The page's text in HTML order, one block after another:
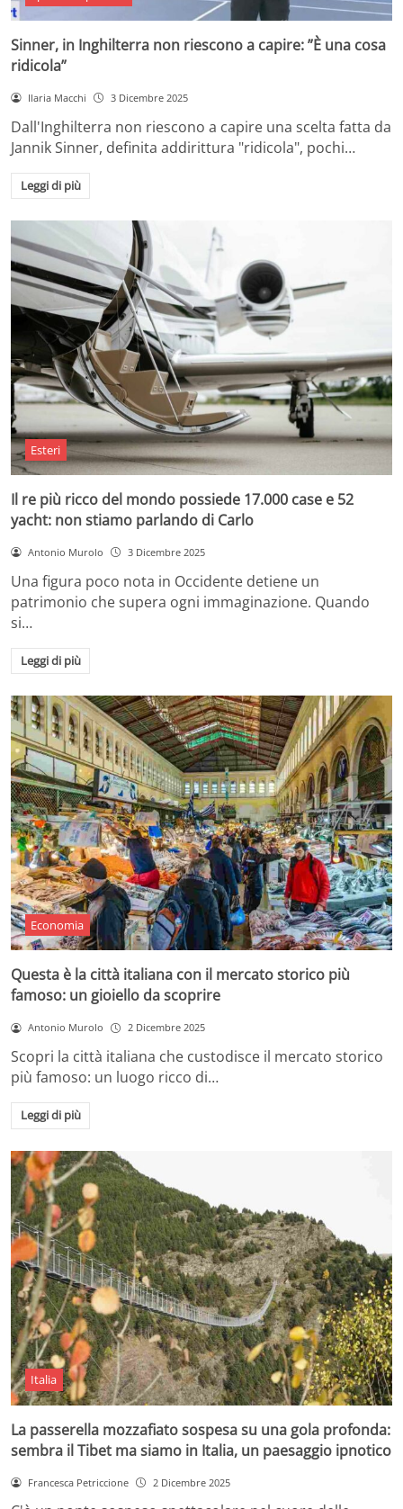
Sinner, in Inghilterra non riescono a capire: ”È una cosa
ridicola”
Ilaria Macchi 3 Dicembre 2025
Dall'Inghilterra non riescono a capire una scelta fatta da
Jannik Sinner, definita addirittura "ridicola", pochi…
Leggi di più
Esteri
Il re più ricco del mondo possiede 17.000 case e 52
yacht: non stiamo parlando di Carlo
Antonio Murolo 3 Dicembre 2025
Una figura poco nota in Occidente detiene un
patrimonio che supera ogni immaginazione. Quando
si…
Leggi di più
Economia
Questa è la città italiana con il mercato storico più
famoso: un gioiello da scoprire
Antonio Murolo 2 Dicembre 2025
Scopri la città italiana che custodisce il mercato storico
più famoso: un luogo ricco di…
Leggi di più
Italia
La passerella mozzafiato sospesa su una gola profonda:
sembra il Tibet ma siamo in Italia, un paesaggio ipnotico
Francesca Petriccione 2 Dicembre 2025